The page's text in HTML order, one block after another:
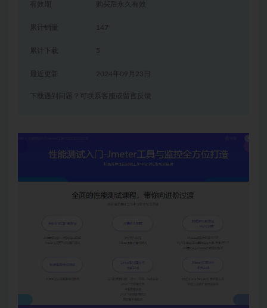
有效期 购买后永久有效
累计销量 147
累计下载 5
2024年09月23日
下载遇到问题？可联系客服或留言反馈